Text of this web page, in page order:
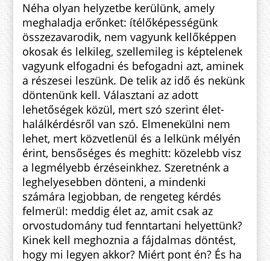
Néha olyan helyzetbe kerülünk, amely
meghaladja erőnket: ítélőképességünk
összezavarodik, nem vagyunk kellőképpen
okosak és lelkileg, szellemileg is képtelenek
vagyunk elfogadni és befogadni azt, aminek
a részesei leszünk. De telik az idő és nekünk
döntenünk kell. Választani az adott
lehetőségek közül, mert szó szerint élet-
halálkérdésről van szó. Elmenekülni nem
lehet, mert közvetlenül és a lelkünk mélyén
érint, bensőséges és meghitt: közelebb visz
a legmélyebb érzéseinkhez. Szeretnénk a
leghelyesebben dönteni, a mindenki
számára legjobban, de rengeteg kérdés
felmerül: meddig élet az, amit csak az
orvostudomány tud fenntartani helyettünk?
Kinek kell meghoznia a fájdalmas döntést,
hogy mi legyen akkor? Miért pont én? És ha